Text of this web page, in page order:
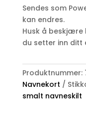
Sendes som
kan endres.
Husk å beskjære
du setter inn ditt
Produktnummer:
Navnekort
smalt navneskilt